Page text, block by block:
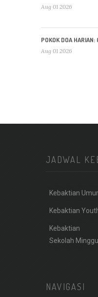
Aug 01 2026
POKOK DOA
Aug 01 2026
JADWAL
Kebaktian
Kebaktian
Kebaktian
Sekolah Minggu
NAVIGASI